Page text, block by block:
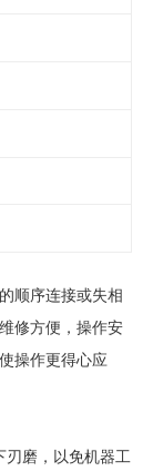
顺序连接或失相
修方便，操作安
操作更得心应
刃磨，以免机器工